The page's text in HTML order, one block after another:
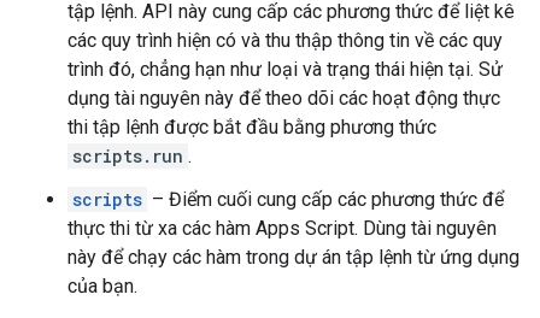
tập lệnh. API này cung cấp các phương thức để liệt kê
các quy trình hiện có và thu thập thông tin về các quy
trình đó, chẳng hạn như loại và trạng thái hiện tại. Sử
dụng tài nguyên này để theo dõi các hoạt động thực
thi tập lệnh được bắt đầu bằng phương thức
scripts.run .
scripts – Điểm cuối cung cấp các phương thức để
thực thi từ xa các hàm Apps Script. Dùng tài nguyên
này để chạy các hàm trong dự án tập lệnh từ ứng dụng
của bạn.